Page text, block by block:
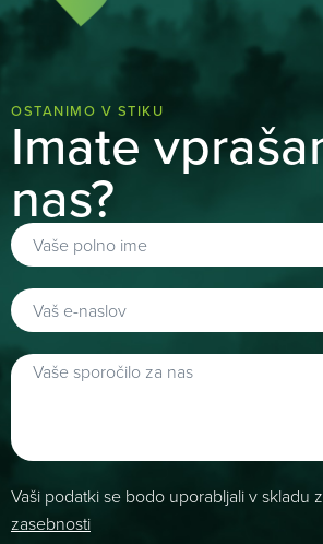
OSTANIMO V STIKU
Imate
nas?
Vaši podatki se bodo uporabljali v skladu
zasebnosti